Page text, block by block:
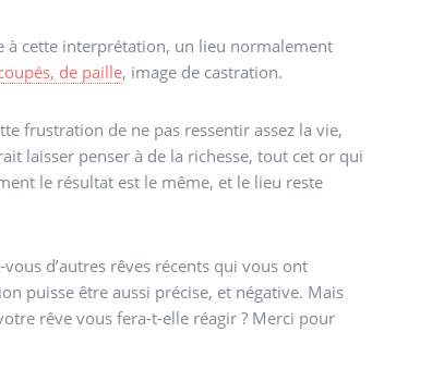
à cette interprétation, un lieu normalement
de paille, image de castration.
frustration de ne pas ressentir assez la vie,
laisser penser à de la richesse, tout cet or qui
le résultat est le même, et le lieu reste
d’autres rêves récents qui vous ont
puisse être aussi précise, et négative. Mais
rêve vous fera-t-elle réagir ? Merci pour